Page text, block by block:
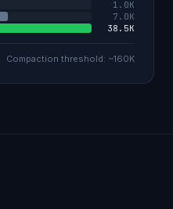
1.0K
7.0K
38.5K
Compaction threshold: ~160K